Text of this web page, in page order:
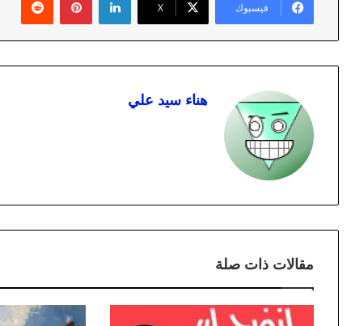
فيسبوك X
هناء سيد علي
مقالات ذات صلة